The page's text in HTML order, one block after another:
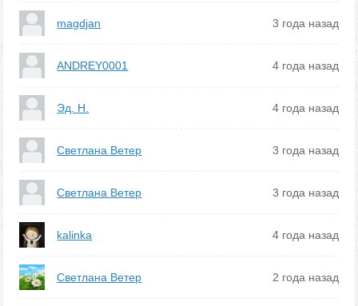
magdjan 3 года назад
ANDREY0001 4 года назад
Эд. Н. 4 года назад
Светлана Ветер 3 года назад
Светлана Ветер 3 года назад
kalinka 4 года назад
Светлана Ветер 2 года назад